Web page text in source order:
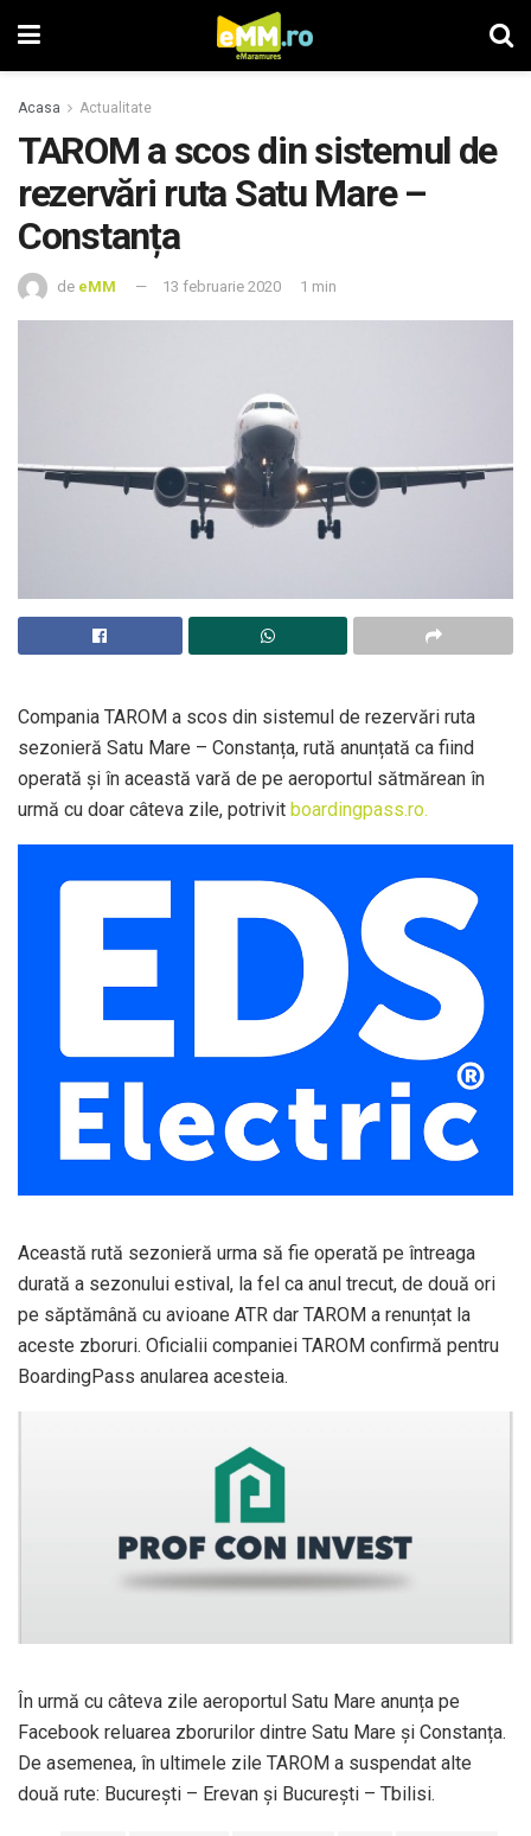
Acasa Actualitate
TAROM a scos din sistemul de
rezervări ruta Satu Mare –
Constanța
de eMM 13 februarie 2020 1 min
Compania TAROM a scos din sistemul de rezervări ruta
sezonieră Satu Mare – Constanța, rută anunțată ca fiind
operată și în această vară de pe aeroportul sătmărean în
urmă cu doar câteva zile, potrivit boardingpass.ro.
Această rută sezonieră urma să fie operată pe întreaga
durată a sezonului estival, la fel ca anul trecut, de două ori
pe săptămână cu avioane ATR dar TAROM a renunțat la
aceste zboruri. Oficialii companiei TAROM confirmă pentru
BoardingPass anularea acesteia.
În urmă cu câteva zile aeroportul Satu Mare anunța pe
Facebook reluarea zborurilor dintre Satu Mare și Constanța.
De asemenea, în ultimele zile TAROM a suspendat alte
două rute: București – Erevan și București – Tbilisi.